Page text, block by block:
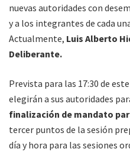
nuevas autoridades con
y a los integrantes de cada
Actualmente, Luis Alberto
Deliberante.
Prevista para las 17:30 de
elegirán a sus autoridades
finalización de mandato
tercer puntos de la sesión
día y hora para las sesiones